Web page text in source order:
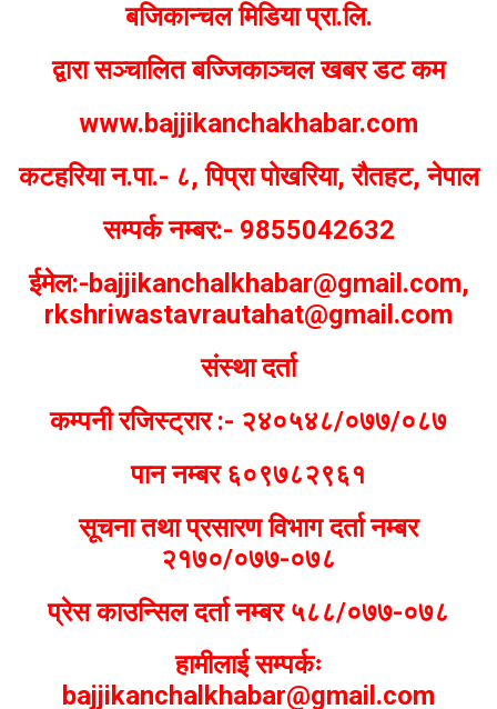
बजिकान्चल मिडिया प्रा.लि.
द्वारा सञ्चालित बज्जिकाञ्चल खबर डट कम
www.bajjikanchakhabar.com
कटहरिया न.पा.- ८, पिप्रा पोखरिया, रौतहट, नेपाल
सम्पर्क नम्बर:- 9855042632
ईमेल:-bajjikanchalkhabar@gmail.com,
rkshriwastavrautahat@gmail.com
संस्था दर्ता
कम्पनी रजिस्ट्रार :- २४०५४८/०७७/०८७
पान नम्बर ६०९७८२९६१
सूचना तथा प्रसारण विभाग दर्ता नम्बर
२१७०/०७७-०७८
प्रेस काउन्सिल दर्ता नम्बर ५८८/०७७-०७८
हामीलाई सम्पर्कः
bajjikanchalkhabar@gmail.com